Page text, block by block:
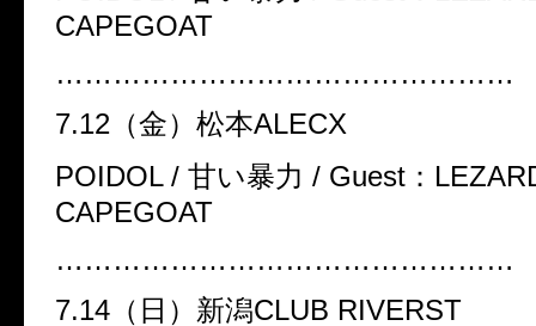
CAPEGOAT
…………………………………………
7.12 （金）松本ALECX
POIDOL / 甘い暴力 / Guest ：
CAPEGOAT
…………………………………………
7.14 （日）新潟CLUB RIVERST